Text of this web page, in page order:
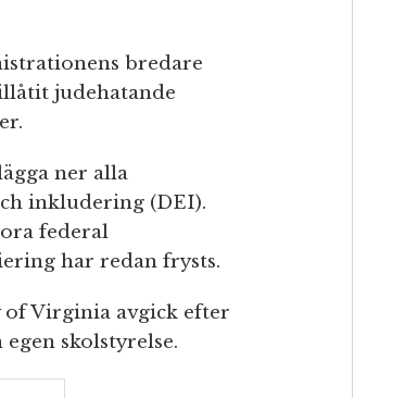
bredare
judehatande
ner alla
inkludering (DEI).
federal
har redan frysts.
Virginia avgick efter
skolstyrelse.